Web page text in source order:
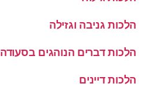
הלכות גניבה וגזילה
הלכות דברים הנוהגים בסעודה
הלכות דיינים